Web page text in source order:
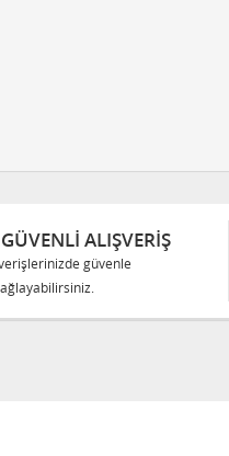
ALIŞVERİŞ
güvenle